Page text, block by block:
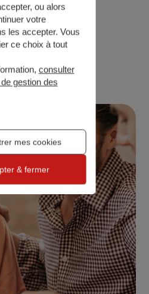
ou alors
votre
les accepter. Vous
ce choix à tout
consulter
gestion des
mes cookies
& fermer